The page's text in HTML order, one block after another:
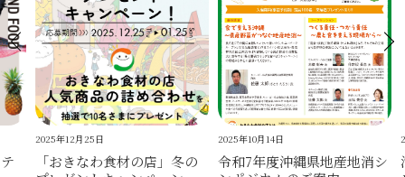
2025年12月25日
「おきなわ食材の店」冬の
2025年10月14日
令和7年度沖縄県地産地消シ